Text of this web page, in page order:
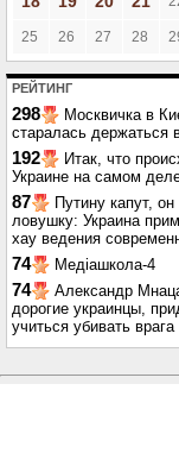
25 26 27 28
РЕЙТИНГ
298
Москвичка в
старалась держаться
192
Итак, что
Украине на самом
87
Путину капут,
ловушку: Украина
хау ведения
74 Медіашкола-4
74
Александр
дорогие украинцы,
учиться убивать врага